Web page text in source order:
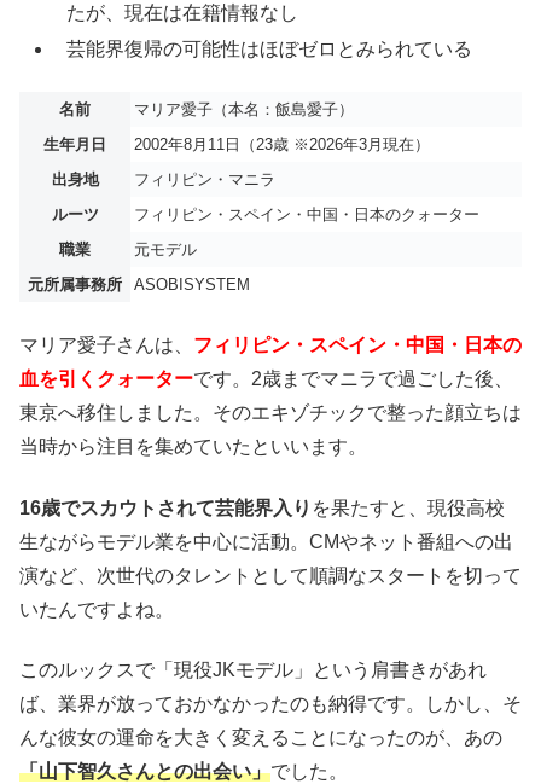
たが、現在は在籍情報なし
芸能界復帰の可能性はほぼゼロとみられている
名前
マリア愛子（本名：飯島愛子）
生年月日
2002年8月11日（23歳 ※2026年3月現在）
出身地
フィリピン・マニラ
ルーツ
フィリピン・スペイン・中国・日本のクォーター
職業
元モデル
元所属事務所
ASOBISYSTEM
マリア愛子さんは、 フィリピン・スペイン・中国・日本の
血を引くクォーターです。2歳までマニラで過ごした後、
東京へ移住しました。そのエキゾチックで整った顔立ちは
当時から注目を集めていたといいます。
16歳でスカウトされて芸能界入り を果たすと、現役高校
生ながらモデル業を中心に活動。CMやネット番組への出
演など、次世代のタレントとして順調なスタートを切って
いたんですよね。
このルックスで「現役JKモデル」という肩書きがあれ
ば、業界が放っておかなかったのも納得です。しかし、そ
んな彼女の運命を大きく変えることになったのが、あの
「山下智久さんとの出会い」でした。